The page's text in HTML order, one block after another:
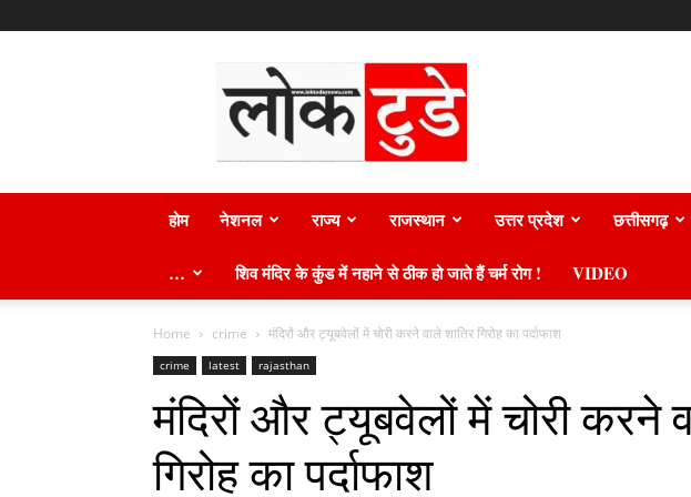
टुडे
न्यूज़
होम नेशनल राज्य राजस्थान उत्तर प्रदेश छत्तीसगढ़
… शिव मंदिर के कुंड में नहाने से ठीक हो जाते हैं चर्म रोग ! VIDEO
Home crime मंदिरों और ट्यूबवेलों में चोरी करने वाले शातिर गिरोह का पर्दाफाश
crime latest rajasthan
मंदिरों और ट्यूबवेलों में चोरी करने
गिरोह का पर्दाफाश